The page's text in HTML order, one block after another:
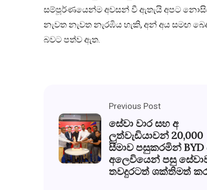
සම්පූර්ණයෙන්ම අවසන් වී ඇතැයි අපට
නැවත නැවත නැරඹිය හැකි, අන් අය සමඟ
බවට පත්ව ඇත.
Previous Post
සේවා වාර සහ අ
ලුත්වැඩියාවන් 20,000
සීමාව පසුකරමින් BYD
අලෙවියෙන් පසු
තවදුරටත් ශක්තිමත්